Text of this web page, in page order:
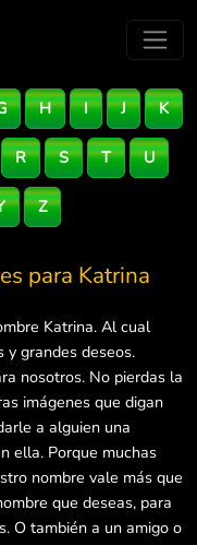
H I J K
R S T U
Z
para Katrina
Katrina. Al cual
grandes deseos.
nosotros. No pierdas la
imágenes que digan
a alguien una
ella. Porque muchas
nombre vale más que
que deseas, para
O también a un amigo o